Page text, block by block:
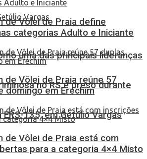
uma das principais lideranças
no RS é preso durante
135, em Getúlio Vargas
de Vôlei de Praia define
categorias Adulto e Iniciante
de Vôlei de Praia reúne 57
domingo em Erechim
de Vôlei de Praia está com
para a categoria 4×4 Misto